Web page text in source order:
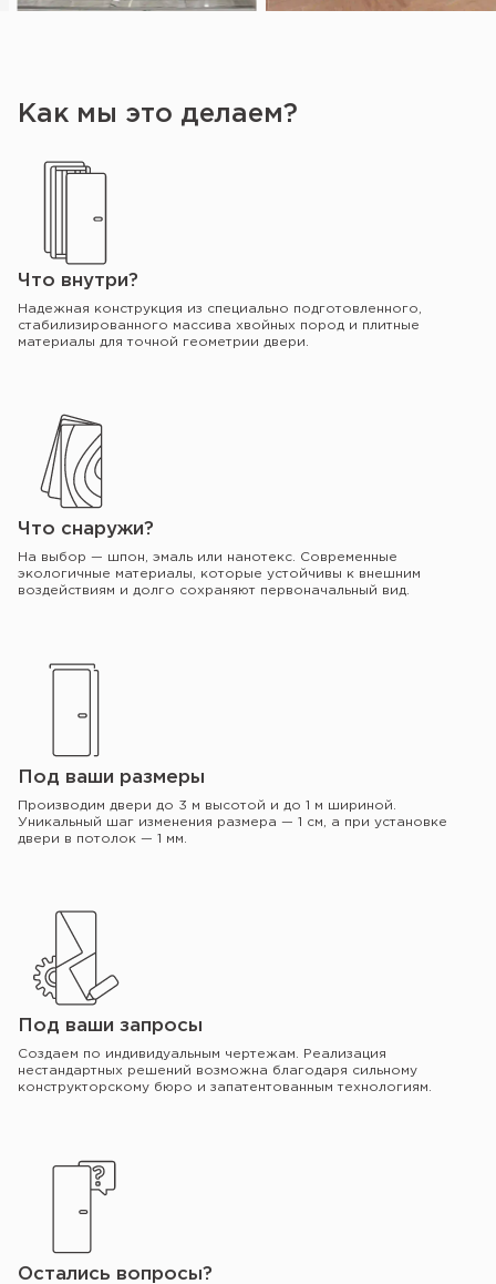
Как мы это делаем?
Что внутри?
Надежная конструкция из специально подготовленного,
стабилизированного массива хвойных пород и плитные
материалы для точной геометрии двери.
Что снаружи?
На выбор — шпон, эмаль или нанотекс. Современные
экологичные материалы, которые устойчивы к внешним
воздействиям и долго сохраняют первоначальный вид.
Под ваши размеры
Производим двери до 3 м высотой и до 1 м шириной.
Уникальный шаг изменения размера — 1 см, а при установке
двери в потолок — 1 мм.
Под ваши запросы
Создаем по индивидуальным чертежам. Реализация
нестандартных решений возможна благодаря сильному
конструкторскому бюро и запатентованным технологиям.
Остались вопросы?